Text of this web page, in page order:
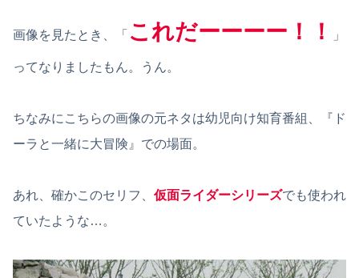
画像を見たとき、「 これだーーーー！！ 」
ってなりましたもん。うん。
ちなみにこちらの画像の元ネタは幼児向け知育番組、『ド
ーラと一緒に大冒険』での場面。
あれ、確かこのセリフ、 仮面ライダーシリーズでも使われ
ていたような…。